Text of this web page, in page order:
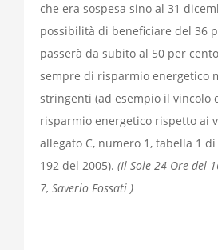
che era sospesa sino al 31
possibilità di beneficiare del 36
passerà da subito al 50 per
sempre di risparmio energetico
stringenti (ad esempio il vincolo
risparmio energetico rispetto ai
allegato C, numero 1, tabella 1
192 del 2005). (Il Sole 24 Ore del
7, Saverio Fossati )